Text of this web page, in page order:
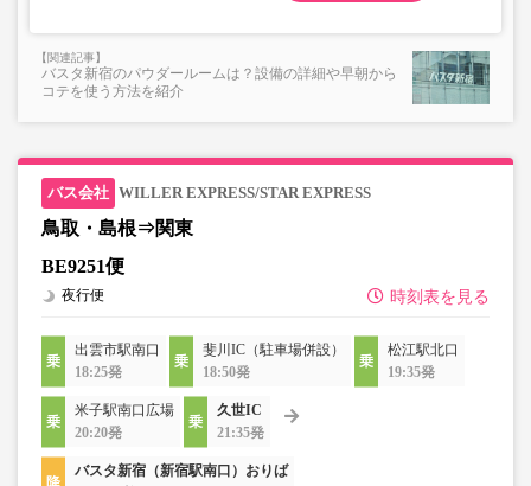
バスタ新宿のパウダールームは？設備の詳細や早朝から
コテを使う方法を紹介
WILLER EXPRESS/STAR EXPRESS
鳥取・島根⇒関東
BE9251便
時刻表を見る
夜行便
出雲市駅南口
18:25発
斐川IC（駐車場併設）
18:50発
松江駅北口
19:35発
米子駅南口広場
20:20発
久世IC
21:35発
バスタ新宿（新宿駅南口）おりば